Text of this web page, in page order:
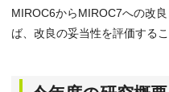
MIROC6からMIROC7への改
ば、改良の妥当性を評価する